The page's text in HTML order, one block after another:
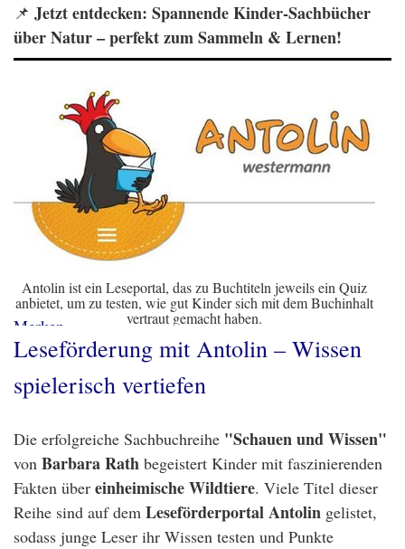
📌 Jetzt entdecken: Spannende Kinder-Sachbücher
über Natur – perfekt zum Sammeln & Lernen!
Antolin ist ein Leseportal, das zu Buchtiteln jeweils ein Quiz
anbietet, um zu testen, wie gut Kinder sich mit dem Buchinhalt
vertraut gemacht haben.
Merken
Leseförderung mit Antolin – Wissen
spielerisch vertiefen
Die erfolgreiche Sachbuchreihe "Schauen und Wissen"
von Barbara Rath begeistert Kinder mit faszinierenden
Fakten über einheimische Wildtiere. Viele Titel dieser
Reihe sind auf dem Leseförderportal Antolin gelistet,
sodass junge Leser ihr Wissen testen und Punkte